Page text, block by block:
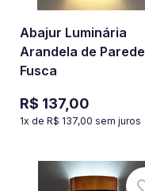
Abajur Luminária
Arandela de Parede
Fusca
R$ 137,00
1x de R$ 137,00 sem juros